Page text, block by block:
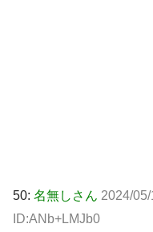
50: 名無しさん 2024/
ID:ANb+LMJb0